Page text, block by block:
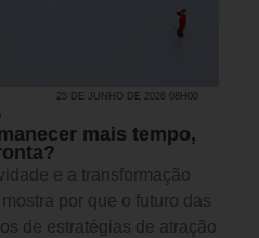
25 DE JUNHO DE 2026 08H00
mais tempo,
e a transformação
por que o futuro das
de estratégias de atração